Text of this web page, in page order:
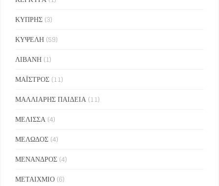
ΚΥΠΡΗΣ (3)
ΚΥΨΕΛΗ (59)
ΛΙΒΑΝΗ (1)
ΜΑΪΣΤΡΟΣ (11)
ΜΑΛΛΙΑΡΗΣ ΠΑΙΔΕΙΑ (11)
ΜΕΛΙΣΣΑ (4)
ΜΕΛΩΔΟΣ (4)
ΜΕΝΑΝΔΡΟΣ (4)
ΜΕΤΑΙΧΜΙΟ (6)